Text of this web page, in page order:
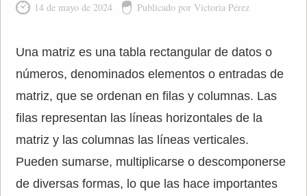
14 de mayo de 2024 Publicado por Victoria Pérez
Una matriz es una tabla rectangular de datos o
números, denominados elementos o entradas de
matriz, que se ordenan en filas y columnas. Las
filas representan las líneas horizontales de la
matriz y las columnas las líneas verticales.
Pueden sumarse, multiplicarse o descomponerse
de diversas formas, lo que las hace importantes